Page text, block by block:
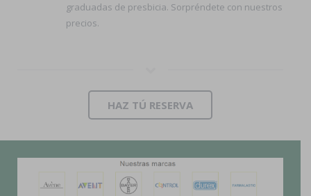
graduadas de presbicia. Sorpréndete con nuestros
precios.
HAZ TÚ RESERVA